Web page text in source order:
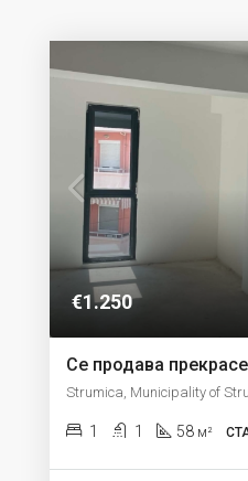
€1.250
Strumica, Municipality of
1 1 58 м²